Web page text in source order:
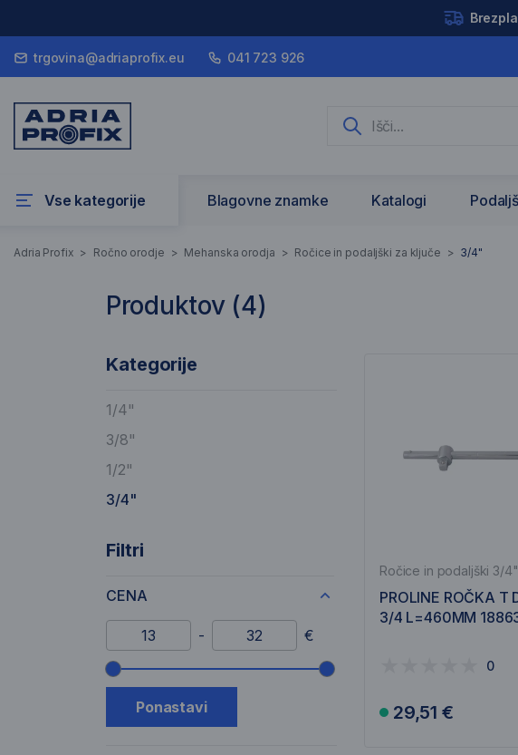
trgovina@adriaprofix.eu 041 723 926
Vse kategorije Blagovne znamke Katalogi
3/4"
Adria Profix > Ročno orodje > Mehanska orodja > Ročice in podaljški za ključe > 3/4"
Produktov (4)
4 Rezultati iskanja
Kategorije
1/4"
3/8"
1/2"
3/4"
Filtri
CENA
Minimalni znesek
- Maksimalni znesek
€
Drsnik cenovnega razpona
Ponastavi
Ročice in podaljški 3/4"
PROLINE ROČKA T
3/4 L=460MM
0
29,51 €